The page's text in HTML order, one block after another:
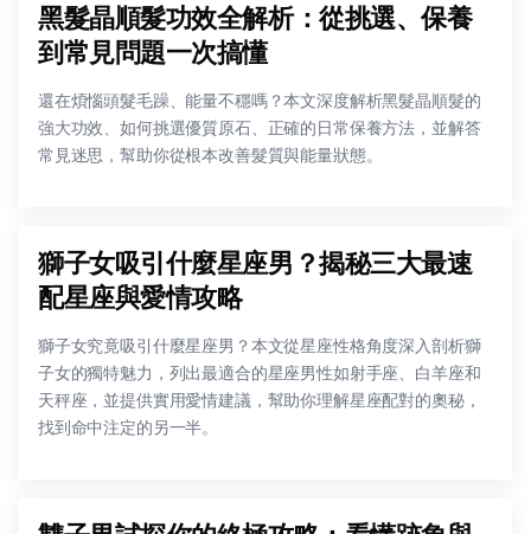
黑髮晶順髮功效全解析：從挑選、保養
到常見問題一次搞懂
還在煩惱頭髮毛躁、能量不穩嗎？本文深度解析黑髮晶順髮的
強大功效、如何挑選優質原石、正確的日常保養方法，並解答
常見迷思，幫助你從根本改善髮質與能量狀態。
獅子女吸引什麼星座男？揭秘三大最速
配星座與愛情攻略
獅子女究竟吸引什麼星座男？本文從星座性格角度深入剖析獅
子女的獨特魅力，列出最適合的星座男性如射手座、白羊座和
天秤座，並提供實用愛情建議，幫助你理解星座配對的奧秘，
找到命中注定的另一半。